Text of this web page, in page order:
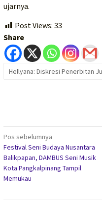
ujarnya.
Post Views: 33
Share
Hellyana: Diskresi Penerbitan
Navigasi
pos
Pos sebelumnya
Festival Seni Budaya Nusantara
Balikpapan, DAMBUS Seni Musik
Kota Pangkalpinang Tampil
Memukau